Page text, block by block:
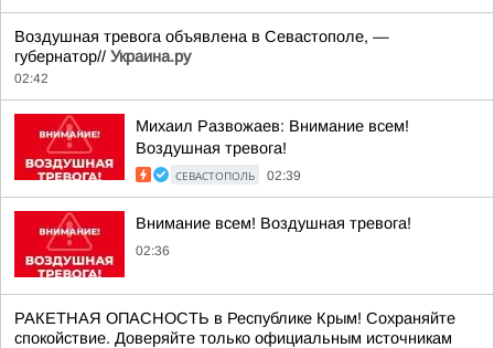
Воздушная тревога объявлена в Севастополе, —
губернатор// Украина.ру
02:42
Михаил Развожаев: Внимание всем!
Воздушная тревога!
СЕВАСТОПОЛЬ 02:39
Внимание всем! Воздушная тревога!
02:36
РАКЕТНАЯ ОПАСНОСТЬ в Республике Крым! Сохраняйте
спокойствие. Доверяйте только официальным источникам